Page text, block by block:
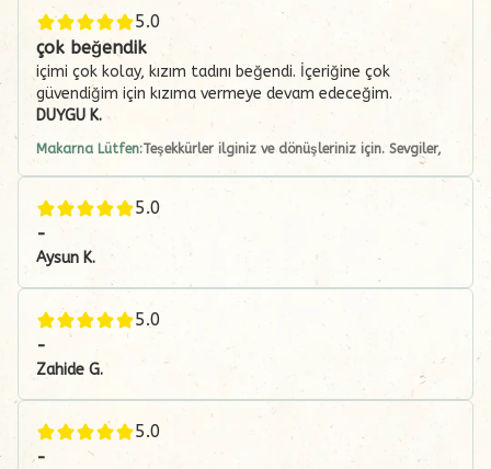
5.0
çok beğendik
içimi çok kolay, kızım tadını beğendi. İçeriğine çok
güvendiğim için kızıma vermeye devam edeceğim.
DUYGU K.
Makarna Lütfen:Teşekkürler ilginiz ve dönüşleriniz için. Sevgiler,
5.0
-
Aysun K.
5.0
-
Zahide G.
5.0
-